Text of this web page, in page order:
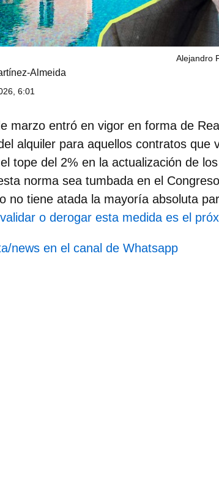
Alejandro
Almeida
6:01
marzo entró en vigor en forma de
alquiler para aquellos contratos que
tope del 2% en la actualización de
norma sea tumbada en el
no tiene atada la mayoría absoluta
o derogar esta medida es el
news en el canal de Whatsapp